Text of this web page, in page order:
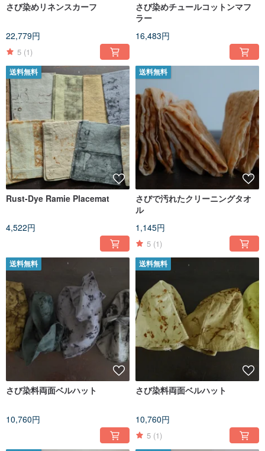
さび染めリネンスカーフ
22,779円
5 (1)
さび染めチュールコットンマフ
ラー
16,483円
送料無料
Rust-Dye Ramie Placemat
4,522円
送料無料
さびで汚れたクリーニングタオ
ル
1,145円
5 (1)
送料無料
さび染料両面ベルハット
10,760円
送料無料
さび染料両面ベルハット
10,760円
5 (1)